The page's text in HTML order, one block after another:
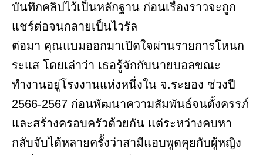
บันทึกคลิปไว้เป็นหลักฐาน ก่อนเรื่องราวจะถูก
แชร์ต่อจนกลายเป็นไวรัล
ต่อมา คุณแบมออกมาเปิดใจผ่านรายการโหนก
ระแส โดยเล่าว่า เธอรู้จักกับนายบอลขณะ
ทำงานอยู่โรงงานแห่งหนึ่งใน จ.ระยอง ช่วงปี
2566-2567 ก่อนพัฒนาความสัมพันธ์จนตั้งครรภ์
และสร้างครอบครัวด้วยกัน แต่ระหว่างคบหา
กลับจับได้หลายครั้งว่าสามีแอบพูดคุยกับผู้หญิง